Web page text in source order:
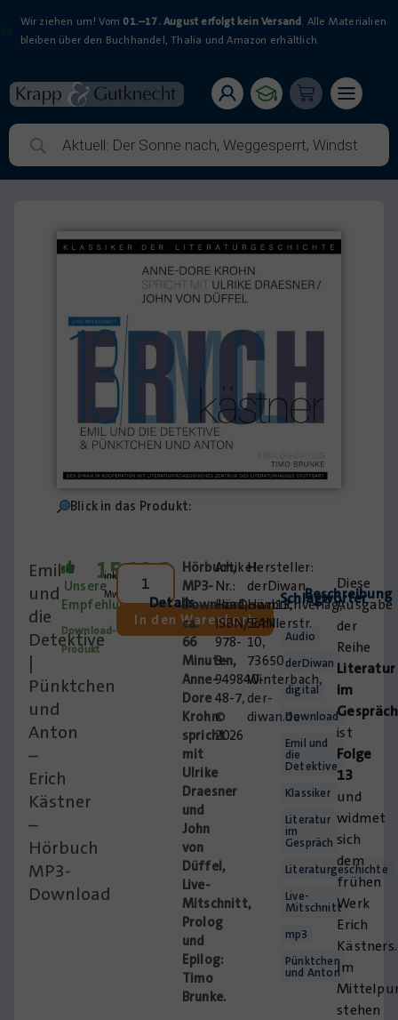
Wir ziehen um! Vom 01.–17. August erfolgt kein Versand. Alle Materialien
bleiben über den Buchhandel, Thalia und Amazon erhältlich.
Blick in das Produkt:
Emil
und
die
Detektive
|
Pünktchen
und
Anton
–
Erich
Kästner
–
Hörbuch
MP3-
Download
Unsere
Empfehlung:
Download-
Produkt
15,00€
inkl.
MwSt.
In den Warenkorb
Details
Hörbuch,
MP3-
Download,
ca.
66
Minuten,
Anne-
Dore
Krohn
spricht
mit
Ulrike
Draesner
und
John
von
Düffel,
Live-
Mitschnitt,
Prolog
und
Epilog:
Timo
Brunke.
Artikel-
Nr.:
HörDown13,
ISBN/EAN:
978-
3-
949840-
48-7,
©
2026
derDiwan
Hörbuchverlag,
Schillerstr.
10,
73650
Winterbach,
der-
diwan.de
Schlagwörter
Audio
derDiwan
digital
Download
Emil und
die
Detektive
Klassiker
Literatur
im
Gespräch
Literaturgeschichte
Live-
Mitschnitt
mp3
Pünktchen
und Anton
Beschreibung
Diese
Ausgabe
der
Reihe
Literatur
im
Gespräch
ist
Folge
13
und
widmet
sich
dem
frühen
Werk
Erich
Kästners.
Im
stehen